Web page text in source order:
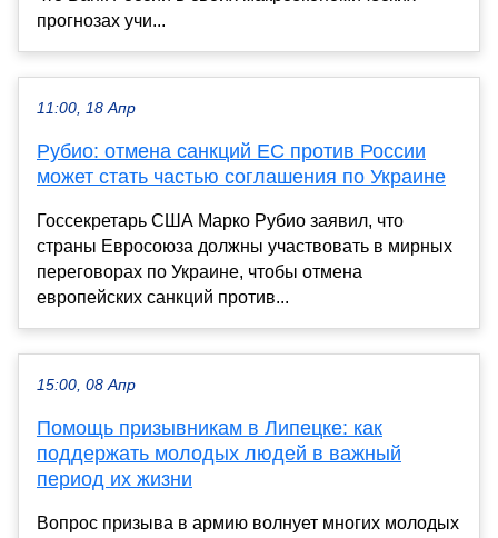
прогнозах учи...
11:00, 18 Апр
Рубио: отмена санкций ЕС против России
может стать частью соглашения по Украине
Госсекретарь США Марко Рубио заявил, что
страны Евросоюза должны участвовать в мирных
переговорах по Украине, чтобы отмена
европейских санкций против...
15:00, 08 Апр
Помощь призывникам в Липецке: как
поддержать молодых людей в важный
период их жизни
Вопрос призыва в армию волнует многих молодых